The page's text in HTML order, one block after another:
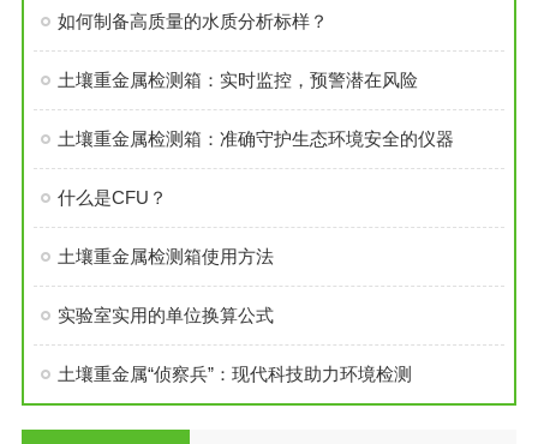
如何制备高质量的水质分析标样？
土壤重金属检测箱：实时监控，预警潜在风险
土壤重金属检测箱：准确守护生态环境安全的仪器
什么是CFU？
土壤重金属检测箱使用方法
实验室实用的单位换算公式
土壤重金属“侦察兵”：现代科技助力环境检测